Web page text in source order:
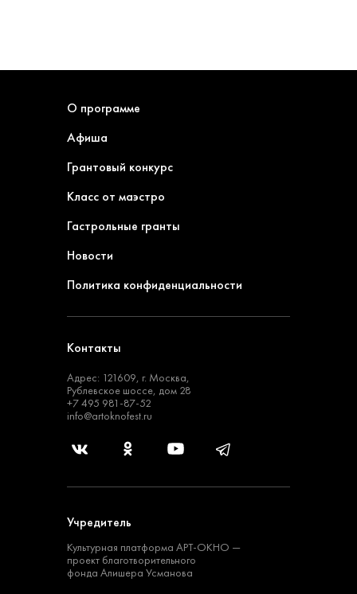
О программе
Афиша
Грантовый конкурс
Класс от маэстро
Гастрольные гранты
Новости
Политика конфиденциальности
Контакты
Адрес: 121609, г. Москва,
Рублевское шоссе, дом 28
+7 495 981-87-52
info@artoknofest.ru
Учредитель
Культурная платформа АРТ-ОКНО —
проект благотворительного
фонда Алишера Усманова